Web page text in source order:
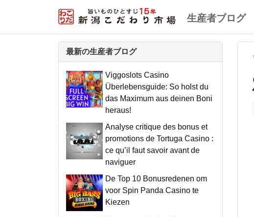
生産者ブログ
最新の生産者ブログ
Viggoslots Casino
Überlebensguide: So holst du
das Maximum aus deinen Boni
heraus!
Analyse critique des bonus et
promotions de Tortuga Casino :
ce qu’il faut savoir avant de
naviguer
De Top 10 Bonusredenen om
voor Spin Panda Casino te
Kiezen